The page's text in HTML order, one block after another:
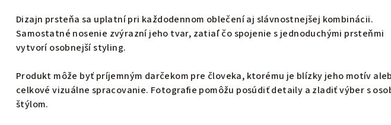
Dizajn prsteňa sa uplatní pri každodennom oblečení aj slávnostnejšej kombinácii.
Samostatné nosenie zvýrazní jeho tvar, zatiaľ čo spojenie s jednoduchými prsteňmi
vytvorí osobnejší styling.
Produkt môže byť príjemným darčekom pre človeka, ktorému je blízky jeho motív
celkové vizuálne spracovanie. Fotografie pomôžu posúdiť detaily a zladiť výber s
štýlom.